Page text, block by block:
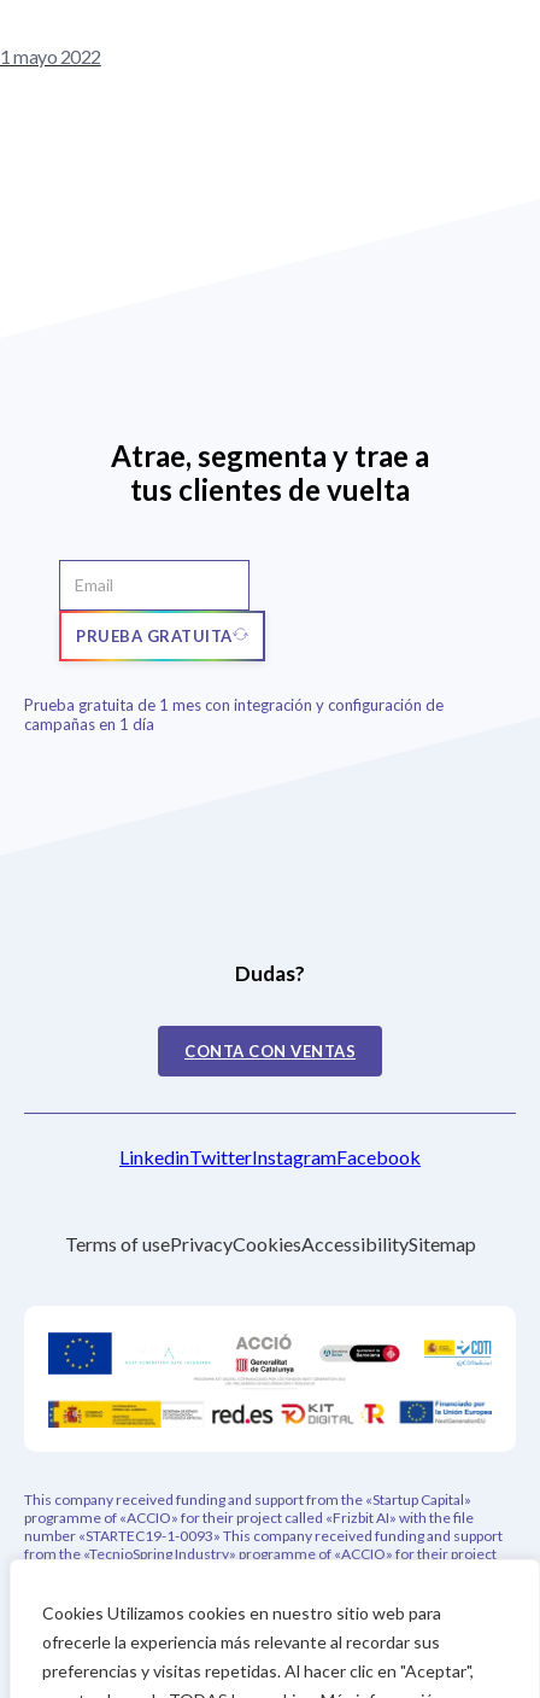
Cookies Utilizamos cookies en nuestro sitio web para
ofrecerle la experiencia más relevante al recordar sus
preferencias y visitas repetidas. Al hacer clic en "Aceptar",
1 mayo 2022
Atrae, segmenta y trae a
tus clientes de vuelta
PRUEBA GRATUITA
Prueba gratuita de 1 mes con integración y configuración de
campañas en 1 día
Dudas?
CONTA CON VENTAS
Terms of usePrivacyCookiesAccessibilitySitemap
LinkedinTwitterInstagramFacebook
This company received funding and support from the «Startup Capital»
programme of «ACCIO» for their project called «Frizbit AI» with the file
number «STARTEC19-1-0093» This company received funding and support
from the «TecnioSpring Industry» programme of «ACCIO» for their project
funding from the European Union’s Horizon 2020 research and innovation
programme under REACH Incubator (Grant Agreement no. 951981). This
project has received funding from the Eurostars-3 joint program with co-
financing from CDTI and the Horizon Europe Research and Innovation
Framework Program of the European Union